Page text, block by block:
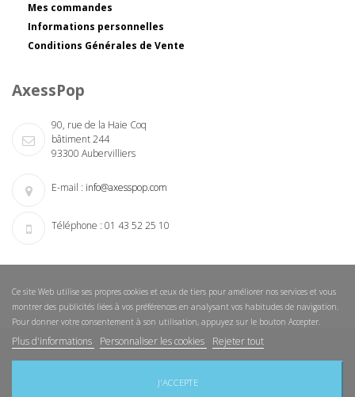
Mes commandes
Informations personnelles
Conditions Générales de Vente
AxessPop
90, rue de la Haie Coq
bâtiment 244
93300 Aubervilliers
E-mail : info@axesspop.com
Téléphone : 01 43 52 25 10
Ce site Web utilise ses propres cookies et ceux de tiers pour améliorer nos services et vous
montrer des publicités liées à vos préférences en analysant vos habitudes de navigation.
Pour donner votre consentement à son utilisation, appuyez sur le bouton Accepter.
Plus d'informations Personnaliser les cookies Rejeter tout
J'ACCEPTE
Copyright © 2015 AxessPop. Tous droits réservés.